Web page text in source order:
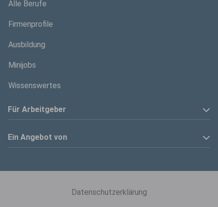
Alle Berufe
Firmenprofile
Ausbildung
Minijobs
Wissenswertes
Für Arbeitgeber
Anzeige schalten
Ein Angebot von
Datenschutzerklärung